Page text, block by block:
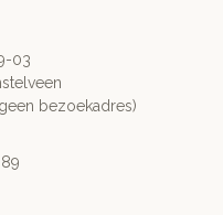
03
bezoekadres)